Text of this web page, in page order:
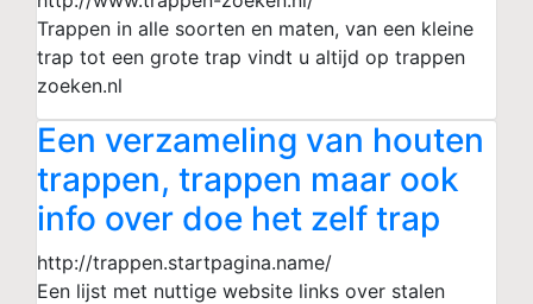
Trappen in alle soorten en maten, van een kleine
trap tot een grote trap vindt u altijd op trappen
zoeken.nl
Een verzameling van houten
trappen, trappen maar ook
info over doe het zelf trap
http://trappen.startpagina.name/
Een lijst met nuttige website links over stalen